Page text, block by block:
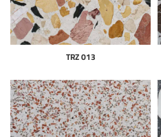
TRZ 013